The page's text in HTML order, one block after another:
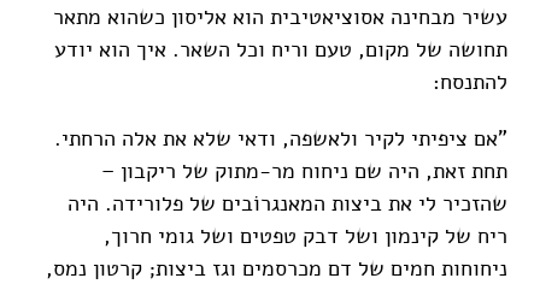
עשיר מבחינה אסוציאטיבית הוא אליסון כשהוא מתאר
תחושה של מקום, טעם וריח וכל השאר. איך הוא יודע
להתנסח:
"אם ציפיתי לקיר ולאשפה, ודאי שלא את אלה הרחתי.
תחת זאת, היה שם ניחוח מר-מתוק של ריקבון –
שהזכיר לי את ביצות המאנגרוֹבים של פלורידה. היה
ריח של קינמון ושל דבק טפטים ושל גומי חרוך,
ניחוחות חמים של דם מכרסמים וגז ביצות; קרטון נמס,